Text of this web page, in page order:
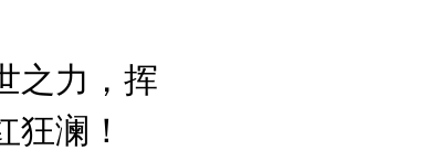
之力，挥
澜！